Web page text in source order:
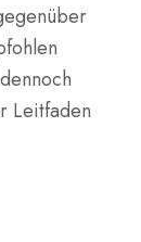
Leitfaden